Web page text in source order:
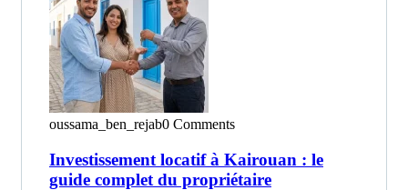
oussama_ben_rejab0 Comments
Investissement locatif à Kairouan : le
guide complet du propriétaire